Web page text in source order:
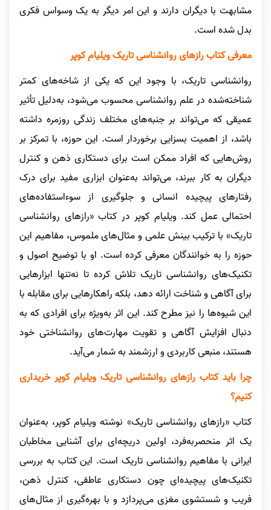
مشابهت با دیگران دارند و این امر دیگر به یک وسواس فکری
بدل شده است.
معرفی کتاب رازهای روانشناسی تاریک ویلیام کوپر
روانشناسی تاریک، با وجود این که یکی از شاخه‌های کمتر
شناخته‌شده در علم روانشناسی محسوب می‌شود، به‌دلیل تأثیر
عمیقی که می‌تواند بر جنبه‌های مختلف زندگی روزمره داشته
باشد، از اهمیت بسزایی برخوردار است. این حوزه، با تمرکز بر
روش‌هایی که افراد ممکن است برای دستکاری ذهن و کنترل
دیگران به کار ببرند، می‌تواند به‌عنوان ابزاری مفید برای درک
رفتارهای پیچیده انسانی و جلوگیری از سوءاستفاده‌های
احتمالی عمل کند. ویلیام کوپر در کتاب «رازهای روانشناسی
تاریک» با ترکیب بینش علمی و مثال‌های ملموس، مفاهیم این
حوزه را به خوانندگان معرفی کرده است. او با توضیح اصول و
تکنیک‌های روانشناسی تاریک تلاش کرده تا نه‌تنها ابزارهایی
برای آگاهی و شناخت ارائه دهد، بلکه راهکارهایی برای مقابله با
این شیوه‌ها را نیز مطرح کند. این اثر به‌ویژه برای افرادی که به
دنبال افزایش آگاهی و تقویت مهارت‌های روانشناختی خود
هستند، منبعی کاربردی و ارزشمند به شمار می‌آید.
چرا باید کتاب رازهای روانشناسی تاریک ویلیام کوپر خریداری
کنیم؟
کتاب «رازهای روانشناسی تاریک» نوشته ویلیام کوپر، به‌عنوان
یک اثر منحصر‌به‌فرد، اولین دریچه‌ای برای آشنایی مخاطبان
ایرانی با مفاهیم روانشناسی تاریک است. این کتاب به بررسی
تکنیک‌های پیچیده‌ای چون دستکاری عاطفی، کنترل ذهن،
فریب و شستشوی مغزی می‌پردازد و با بهره‌گیری از مثال‌های